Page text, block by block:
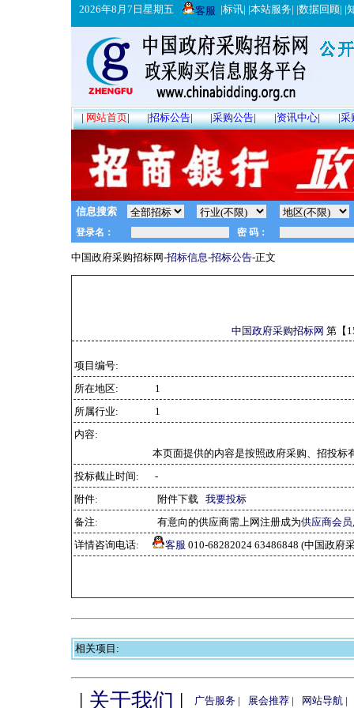
2026年8月7日星期五 客服 |标讯| |本站服务| |数据回顾| |
|网站首页| |招标公告| |采购公告| |资讯中心| |采
信息搜索
中国政府采购招标网-招标信息-招标公告-正文
中国政府采购招标网 第【
项目编号:
所在地区:
1
所属行业:
1
内容:
本页面提供的内容是按照政府采购、招投标
投标截止时间:
-
附件:
附件下载 我要投标
备注:
有意向的供应商需上网注册成为供应商会员
详情咨询电话:
客服 010-68282024 63486848 (中国政府
相关项目:
| 关于我们 | 广告服务 | 展会推荐 | 网站导航 |